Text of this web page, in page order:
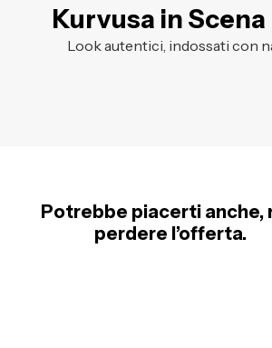
Kurvusa in Scena
Look autentici, indossati con
Potrebbe piacerti anche,
perdere l’offerta.